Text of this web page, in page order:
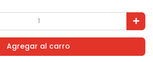
Agregar al carro